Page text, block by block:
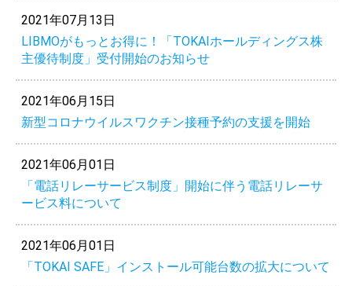
2021年07月13日
LIBMOがもっとお得に！「TOKAIホールディングス株
主優待制度」受付開始のお知らせ
2021年06月15日
新型コロナウイルスワクチン接種予約の支援を開始
2021年06月01日
「電話リレーサービス制度」開始に伴う電話リレーサ
ービス料について
2021年06月01日
「TOKAI SAFE」インストール可能台数の拡大について